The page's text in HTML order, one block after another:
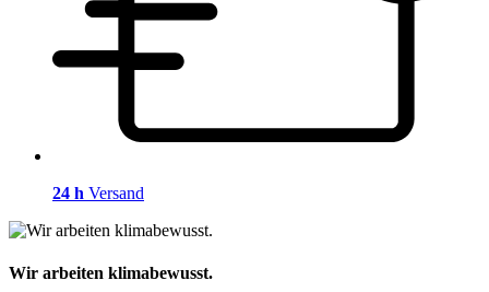
24 h Versand
Wir arbeiten klimabewusst.